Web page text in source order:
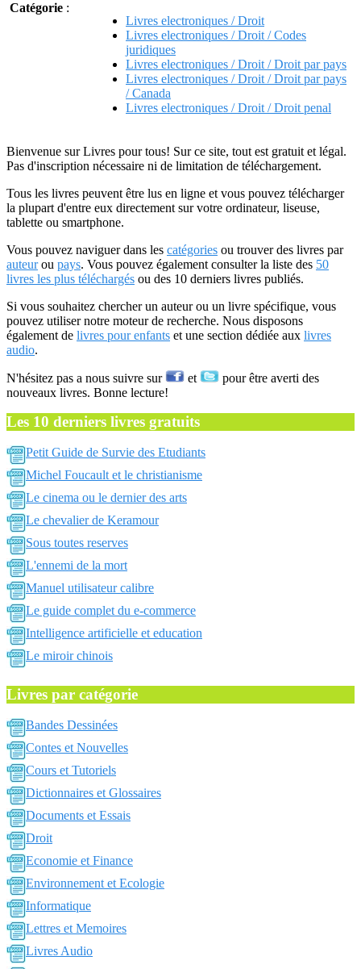
Catégorie :
Livres electroniques / Droit
Livres electroniques / Droit / Codes
juridiques
Livres electroniques / Droit / Droit par pays
Livres electroniques / Droit / Droit par pays
/ Canada
Livres electroniques / Droit / Droit penal
Bienvenue sur Livres pour tous! Sur ce site, tout est gratuit et légal.
Pas d'inscription nécessaire ni de limitation de téléchargement.
Tous les livres peuvent être lus en ligne et vous pouvez télécharger
la plupart d'entre eux directement sur votre ordinateur, liseuse,
tablette ou smartphone.
Vous pouvez naviguer dans les catégories ou trouver des livres par
auteurou pays. Vous pouvez également consulter la liste des 50
livres les plus téléchargés ou des 10 derniers livres publiés.
Si vous souhaitez chercher un auteur ou un livre spécifique, vous
pouvez utiliser notre moteur de recherche. Nous disposons
également de livres pour enfants et une section dédiée aux livres
audio.
N'hésitez pas a nous suivre sur et
pour être averti des
nouveaux livres. Bonne lecture!
Les 10 derniers livres gratuits
Petit Guide de Survie des Etudiants
Michel Foucault et le christianisme
Le cinema ou le dernier des arts
Le chevalier de Keramour
Sous toutes reserves
L'ennemi de la mort
Manuel utilisateur calibre
Le guide complet du e-commerce
Intelligence artificielle et education
Le miroir chinois
Livres par catégorie
Bandes Dessinées
Contes et Nouvelles
Cours et Tutoriels
Dictionnaires et Glossaires
Documents et Essais
Droit
Economie et Finance
Environnement et Ecologie
Informatique
Lettres et Memoires
Livres Audio